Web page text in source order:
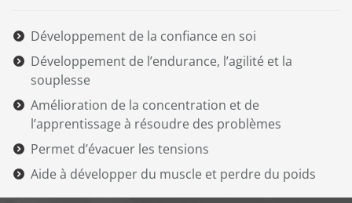
Développement de la confiance en soi
Développement de l’endurance, l’agilité et la
souplesse
Amélioration de la concentration et de
l’apprentissage à résoudre des problèmes
Permet d’évacuer les tensions
Aide à développer du muscle et perdre du poids